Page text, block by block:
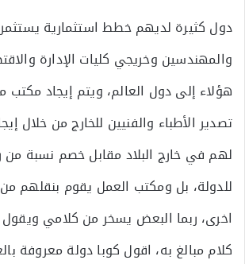
دول كثيرة لديهم خطط استثمارية
والمهندسين وخريجي كليات الإدارة
هؤلاء إلى دول العالم، ويتم إيجاد
تصدير الأطباء والفنيين للخارج من خلال
لهم في خارج البلاد مقابل خصم نسبة
للدولة، بل ومكتب العمل يقوم بنقلهم
اخرى، ربما البعض يسخر من كلامي ويقول
كلام مبالغ به، اقول كوبا دولة معروفة